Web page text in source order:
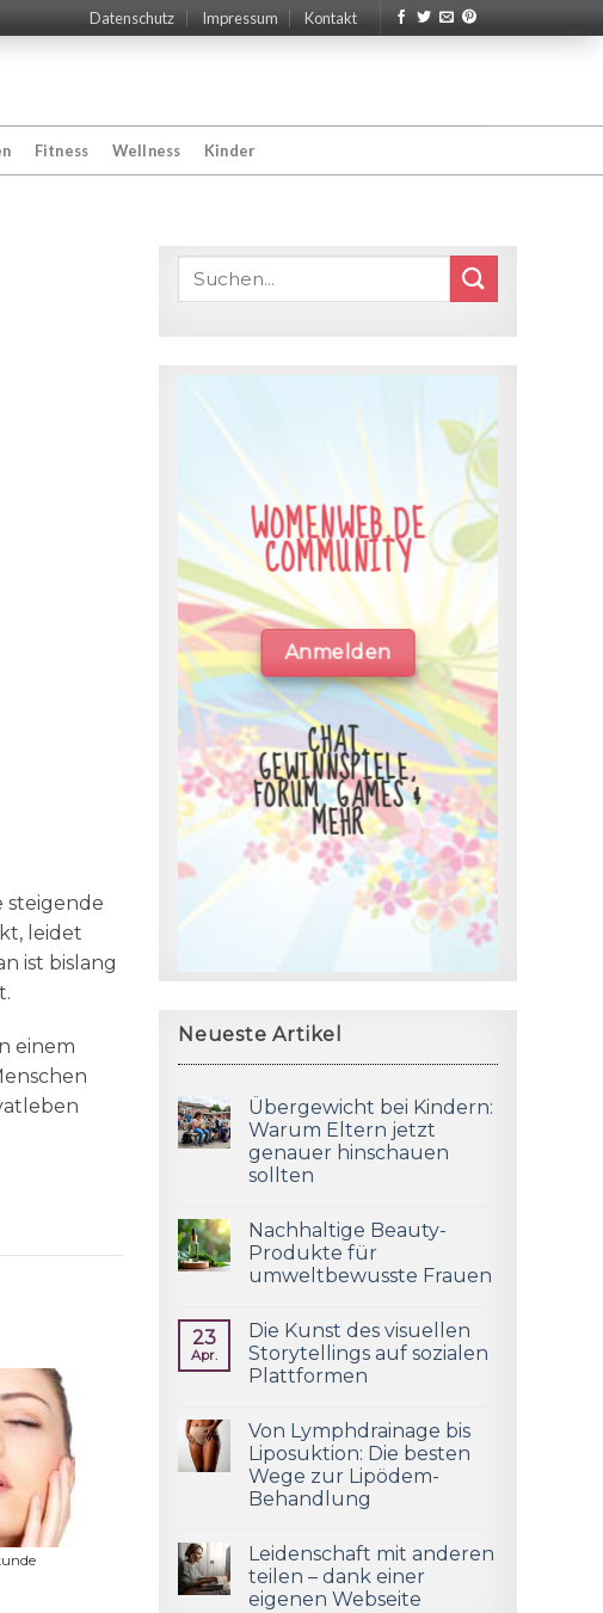
Datenschutz Impressum Kontakt
Fitness Wellness Kinder
steigende
leidet
ist bislang
einem
WOMENWEB.DE
COMMUNITY
Anmelden
CHAT,
GEWINNSPIELE,
FORUM, GAMES &
MEHR
Neueste Artikel
Übergewicht bei Kindern:
Warum Eltern jetzt
genauer hinschauen
sollten
Nachhaltige Beauty-
Produkte für
umweltbewusste Frauen
23
Apr.
Die Kunst des visuellen
Storytellings auf sozialen
Plattformen
Von Lymphdrainage bis
Liposuktion: Die besten
Wege zur Lipödem-
Behandlung
Leidenschaft mit anderen
teilen – dank einer
eigenen Webseite